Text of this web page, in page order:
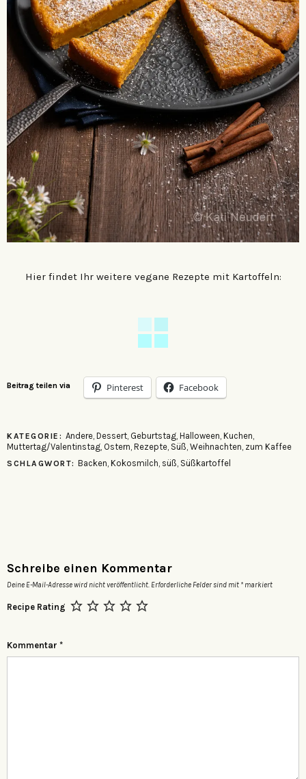
Hier findet Ihr weitere vegane Rezepte mit Kartoffeln:
Beitrag teilen via Pinterest Facebook
KATEGORIE: Andere, Dessert, Geburtstag, Halloween Kuchen
Muttertag/Valentinstag Ostern Rezepte Süß Weihnachten zum Kaffee
SCHLAGWORT: Backen Kokosmilch süß Süßkartoffel
Schreibe einen Kommentar
Deine E-Mail-Adresse wird nicht veröffentlicht. Erforderliche Felder sind mit * markiert
Recipe Rating
Kommentar *